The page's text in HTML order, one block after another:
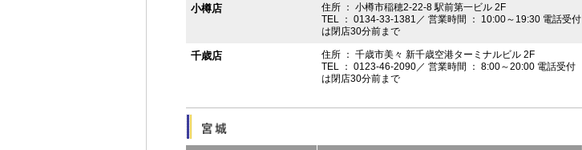
小樽店
住所 ： 小樽市稲穂2-22-8 駅前第一ビル 2F
TEL ： 0134-33-1381／ 営業時間 ： 10:00～19:30 電話受付
は閉店30分前まで
千歳店
住所 ： 千歳市美々 新千歳空港ターミナルビル 2F
TEL ： 0123-46-2090／ 営業時間 ： 8:00～20:00 電話受付
は閉店30分前まで